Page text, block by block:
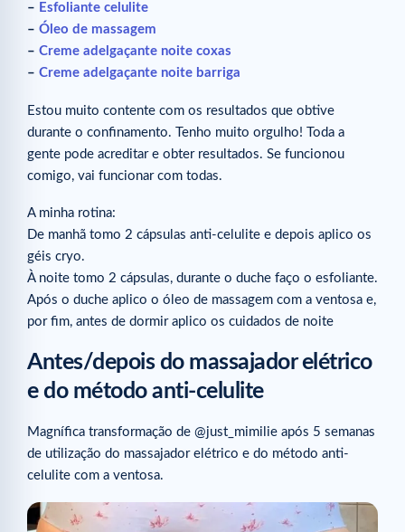
– Esfoliante celulite
– Óleo de massagem
– Creme adelgaçante noite coxas
– Creme adelgaçante noite barriga
Estou muito contente com os resultados que obtive
durante o confinamento. Tenho muito orgulho! Toda a
gente pode acreditar e obter resultados. Se funcionou
comigo, vai funcionar com todas.⁠
A minha rotina: ⁠
De manhã tomo 2 cápsulas anti-celulite e depois aplico os
géis cryo.⁠
À noite tomo 2 cápsulas, durante o duche faço o esfoliante.
Após o duche aplico o óleo de massagem com a ventosa e,
por fim, antes de dormir aplico os cuidados de noite
Antes/depois do massajador elétrico
e do método anti-celulite
Magnífica transformação de @just_mimilie após 5 semanas
de utilização do massajador elétrico e do método anti-
celulite com a ventosa.